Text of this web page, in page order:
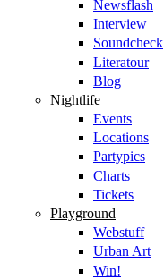
Newsflash
Interview
Soundcheck
Literatour
Blog
Nightlife
Events
Locations
Partypics
Charts
Tickets
Playground
Webstuff
Urban Art
Win!